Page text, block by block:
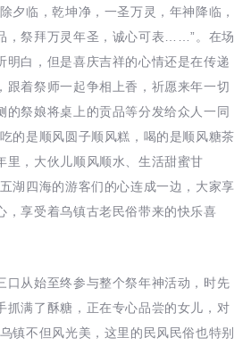
临，乾坤净，一圣万灵，年神降临，
，祭拜万灵年圣，诚心可表……”。在场
明白，但是喜庆吉祥的心情还是在传递
跟着祭师一起争相上香，祈愿来年一切
的祭娘将桌上的贡品等分发给众人一同
的是顺风圆子顺风糕，喝的是顺风糖茶
里，大伙儿顺风顺水、生活甜蜜甘
湖四海的游客们的心连成一边，大家享
，享受着乌镇古老民俗带来的快乐喜
口从始至终参与整个祭年神活动，时先
抓满了酥糖，正在专心品尝的女儿，对
镇不但风光美，这里的民风民俗也特别